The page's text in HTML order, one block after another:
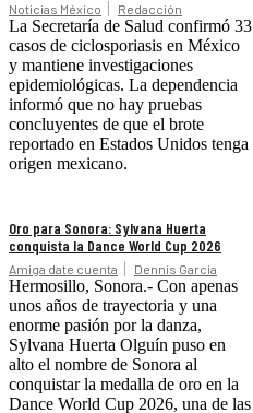
Noticias México Redacción
La Secretaría de Salud confirmó 33
casos de ciclosporiasis en México
y mantiene investigaciones
epidemiológicas. La dependencia
informó que no hay pruebas
concluyentes de que el brote
reportado en Estados Unidos tenga
origen mexicano.
Oro para Sonora: Sylvana Huerta
conquista la Dance World Cup 2026
Amiga date cuenta Dennis Garcia
Hermosillo, Sonora.- Con apenas
unos años de trayectoria y una
enorme pasión por la danza,
Sylvana Huerta Olguín puso en
alto el nombre de Sonora al
conquistar la medalla de oro en la
Dance World Cup 2026, una de las